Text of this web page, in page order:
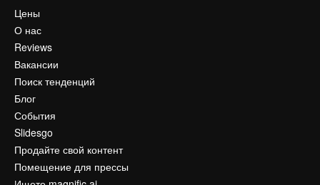
Цены
О нас
Reviews
Вакансии
Поиск тенденций
Блог
События
Slidesgo
Продайте свой контент
Помещение для прессы